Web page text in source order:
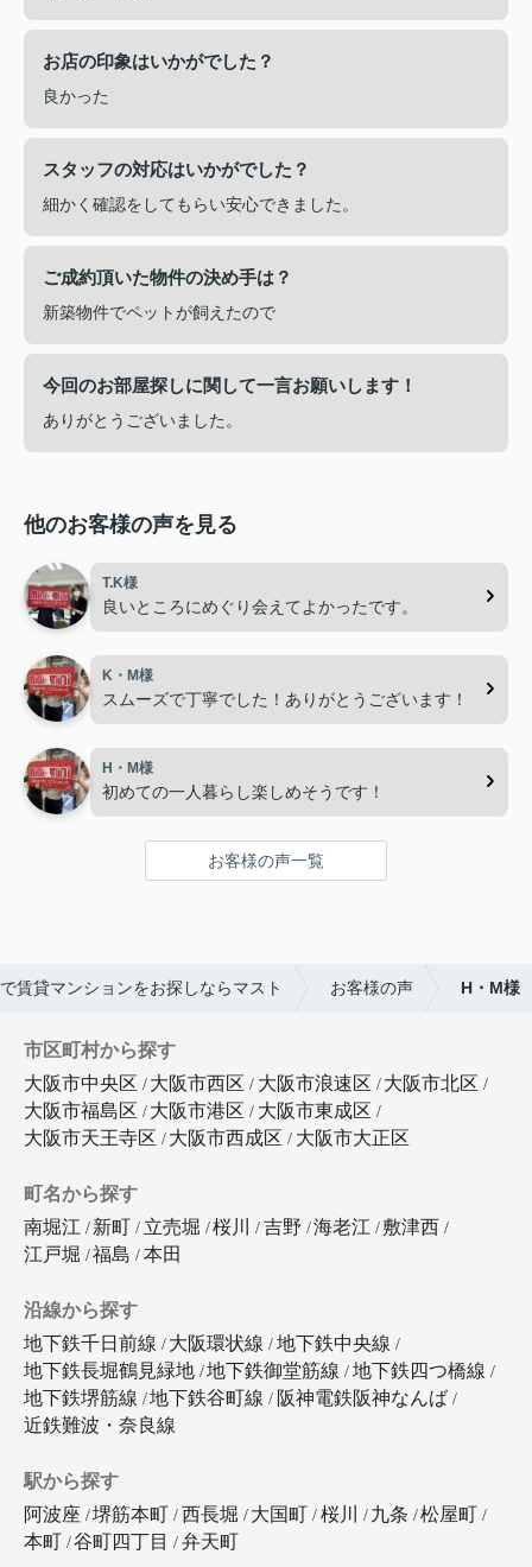
お店の印象はいかがでした？
良かった
スタッフの対応はいかがでした？
細かく確認をしてもらい安心できました。
ご成約頂いた物件の決め手は？
新築物件でペットが飼えたので
今回のお部屋探しに関して一言お願いします！
ありがとうございました。
他のお客様の声を見る
T.K様
良いところにめぐり会えてよかったです。
K・M様
スムーズで丁寧でした！ありがとうございます！
H・M様
初めての一人暮らし楽しめそうです！
お客様の声一覧
賃貸マンションをお探しならマスト お客様の声 H・M様
市区町村から探す
大阪市中央区
大阪市西区 大阪市浪速区
大阪市北区
大阪市福島区
大阪市港区
大阪市東成区
大阪市天王寺区
大阪市西成区 大阪市大正区
町名から探す
南堀江
新町 立売堀 桜川 吉野 海老江
敷津西
江戸堀
福島 本田
沿線から探す
地下鉄千日前線
大阪環状線 地下鉄中央線
地下鉄長堀鶴見緑地
地下鉄御堂筋線 地下鉄四つ橋線
地下鉄堺筋線
地下鉄谷町線 阪神電鉄阪神なんば
近鉄難波・奈良線
駅から探す
阿波座
堺筋本町 西長堀 大国町 桜川 九条
松屋町
本町
谷町四丁目 弁天町